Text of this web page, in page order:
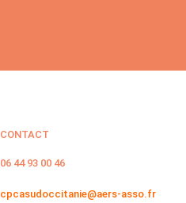
CONTACT
06 44 93 00 46
cpcasudoccitanie@aers-asso.fr